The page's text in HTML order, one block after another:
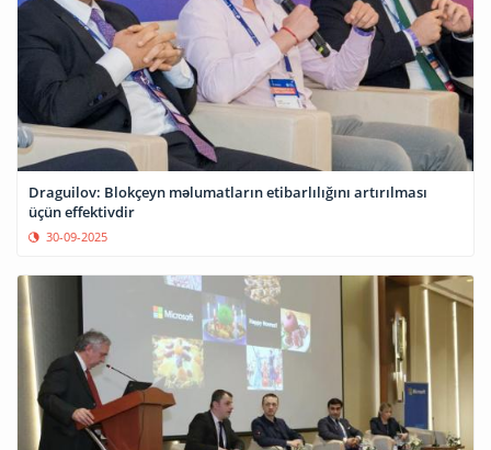
Draguilov: Blokçeyn məlumatların etibarlılığını artırılması
üçün effektivdir
30-09-2025